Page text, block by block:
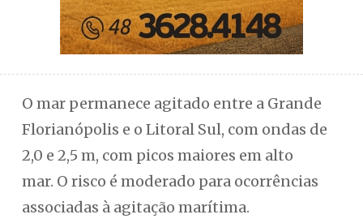
O mar permanece agitado entre a Grande
Florianópolis e o Litoral Sul, com ondas de
2,0 e 2,5 m, com picos maiores em alto
mar. O risco é moderado para ocorrências
associadas à agitação marítima.